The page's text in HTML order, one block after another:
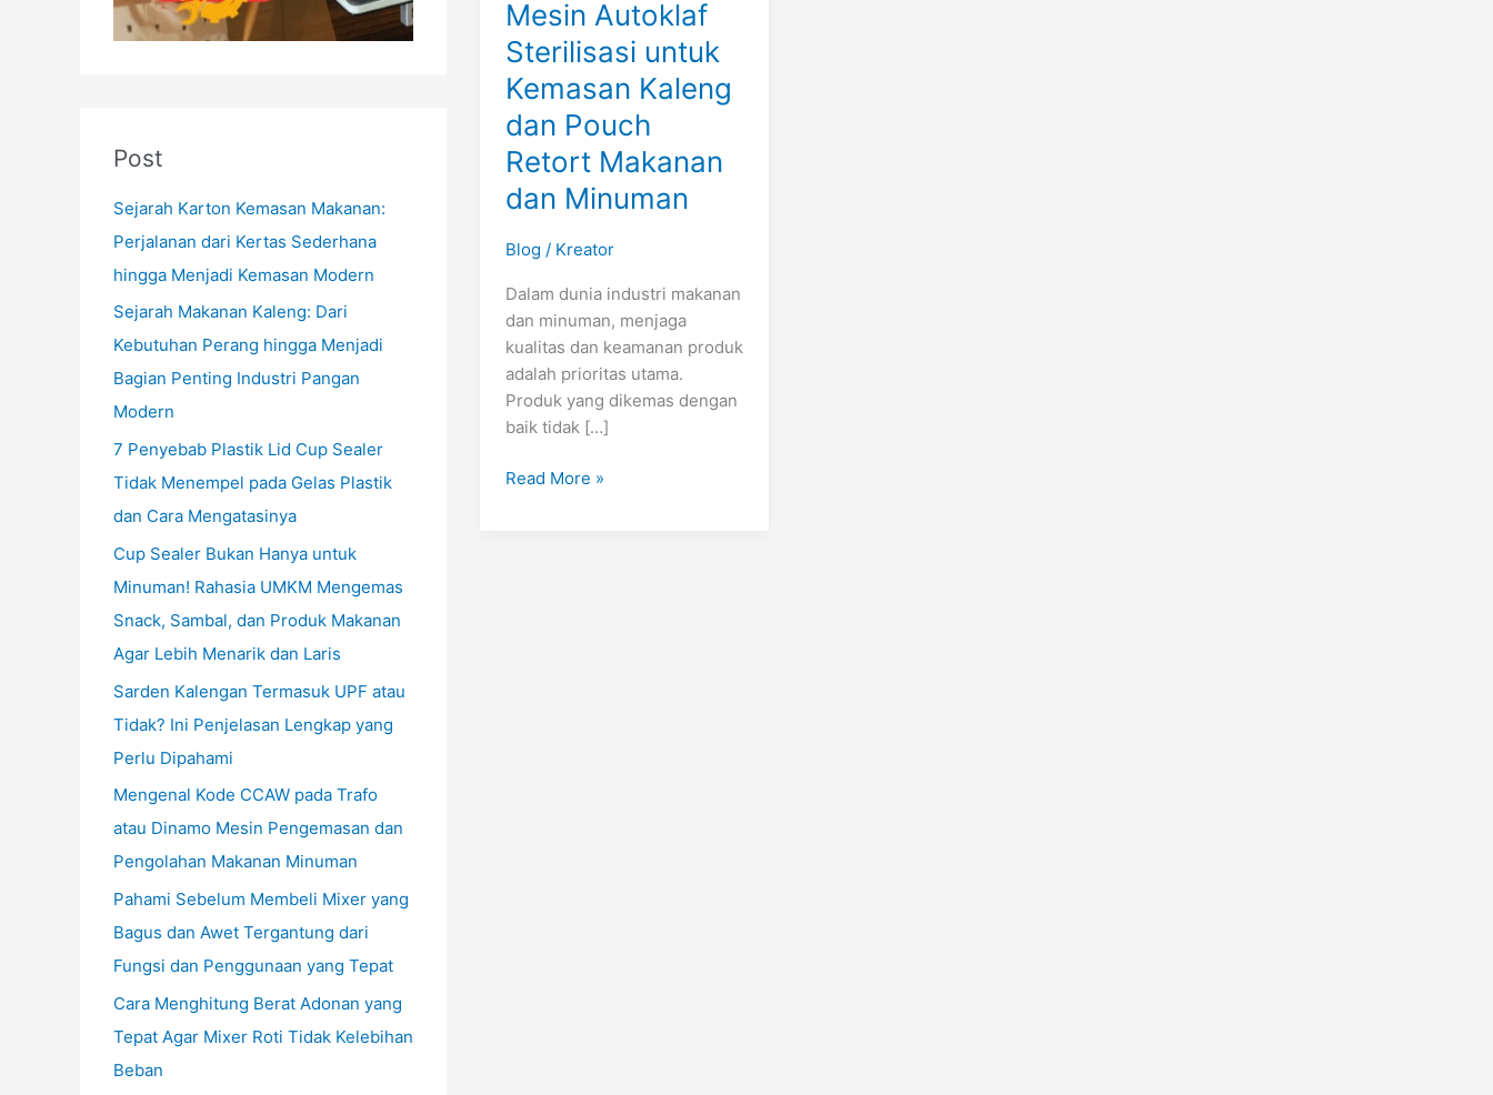
Post
Sejarah Karton Kemasan Makanan:
Perjalanan dari Kertas Sederhana
hingga Menjadi Kemasan Modern
Sejarah Makanan Kaleng: Dari
Kebutuhan Perang hingga Menjadi
Bagian Penting Industri Pangan
Modern
7 Penyebab Plastik Lid Cup Sealer
Tidak Menempel pada Gelas Plastik
dan Cara Mengatasinya
Cup Sealer Bukan Hanya untuk
Minuman! Rahasia UMKM Mengemas
Snack, Sambal, dan Produk Makanan
Agar Lebih Menarik dan Laris
Sarden Kalengan Termasuk UPF atau
Tidak? Ini Penjelasan Lengkap yang
Perlu Dipahami
Mengenal Kode CCAW pada Trafo
atau Dinamo Mesin Pengemasan dan
Pengolahan Makanan Minuman
Pahami Sebelum Membeli Mixer yang
Bagus dan Awet Tergantung dari
Fungsi dan Penggunaan yang Tepat
Cara Menghitung Berat Adonan yang
Tepat Agar Mixer Roti Tidak Kelebihan
Beban
Mesin Autoklaf
Sterilisasi untuk
Kemasan Kaleng
dan Pouch
Retort Makanan
dan Minuman
Blog / Kreator
Dalam dunia industri makanan
dan minuman, menjaga
kualitas dan keamanan produk
adalah prioritas utama.
Produk yang dikemas dengan
baik tidak […]
Minuman
Read More »